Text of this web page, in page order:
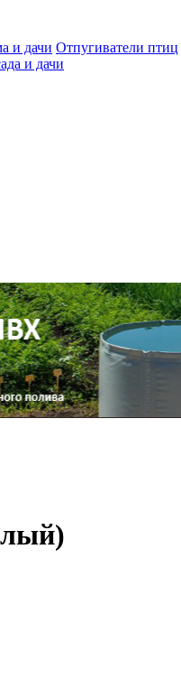
и дачи Отпугиватели птиц
и дачи